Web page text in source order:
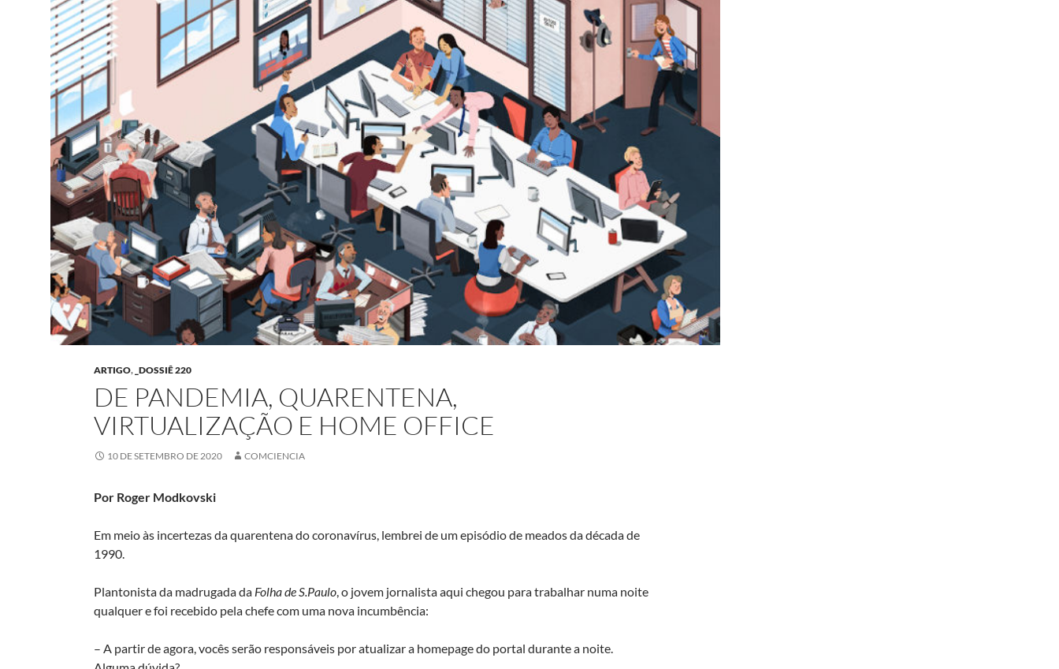
ARTIGO, _DOSSIÊ 220
DE PANDEMIA, QUARENTENA,
VIRTUALIZAÇÃO E HOME OFFICE
10 DE SETEMBRO DE 2020 COMCIENCIA
Por Roger Modkovski
Em meio às incertezas da quarentena do coronavírus, lembrei de um episódio de meados da década de
1990.
Plantonista da madrugada da Folha de S.Paulo, o jovem jornalista aqui chegou para trabalhar numa noite
qualquer e foi recebido pela chefe com uma nova incumbência:
– A partir de agora, vocês serão responsáveis por atualizar a homepage do portal durante a noite.